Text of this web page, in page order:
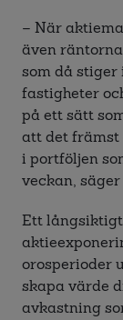
– När
även
som då
fastigheter
på ett sätt
att det
i portföljen
veckan,
Ett
orosperioder
skapa värde
avkastning